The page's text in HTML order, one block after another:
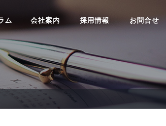
ム 会社案内 採用情報 お問合せ